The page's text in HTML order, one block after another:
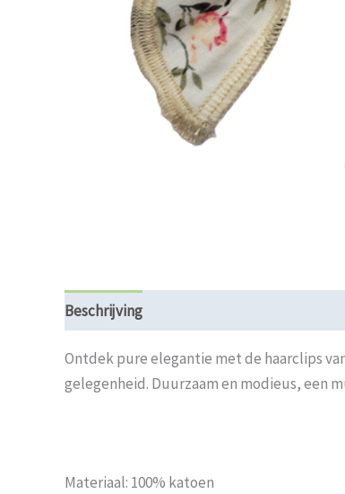
Beschrijving
Ontdek pure elegantie met de haarclips
gelegenheid. Duurzaam en modieus, een
Materiaal: 100% katoen